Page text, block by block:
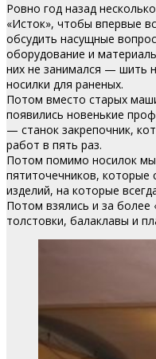
Ровно год назад
«Исток», чтобы впервые
обсудить насущные
оборудование и
них не занимался — шить
носилки для раненых.
Потом вместо старых
появились новенькие
— станок закрепочник,
работ в пять раз.
Потом помимо носилок
пятиточечников, которые
изделий, на которые
Потом взялись и за
толстовки, балаклавы и